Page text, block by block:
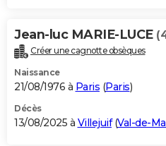
Jean-luc MARIE-LUCE
Créer une cagnotte obsèques
Naissance
21/08/1976 à Paris (Paris)
Décès
13/08/2025 à Villejuif(Val-de-